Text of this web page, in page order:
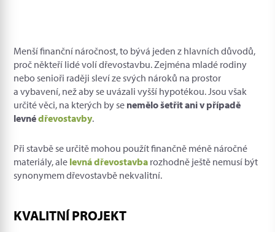
Menší finanční náročnost, to bývá jeden z hlavních důvodů,
proč někteří lidé volí dřevostavbu. Zejména mladé rodiny
nebo senioři raději sleví ze svých nároků na prostor
a vybavení, než aby se uvázali vyšší hypotékou. Jsou však
určité věci, na kterých by se nemělo šetřit ani v případě
levnédřevostavby.
Při stavbě se určitě mohou použít finančně méně náročné
materiály, ale levná dřevostavba rozhodně ještě nemusí být
synonymem dřevostavbě nekvalitní.
KVALITNÍ PROJEKT